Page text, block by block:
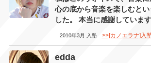
心の底から音楽を楽しむとい
した。 本当に感謝しています
2010年3月 入塾 >>[カノエラナ]入
edda